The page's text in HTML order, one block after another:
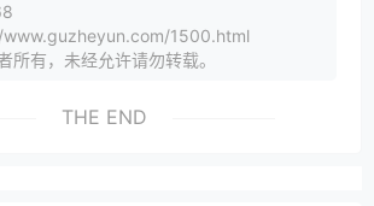
多瓦机房测速地址：
1500.html
所有，未经允许请勿转载。
THE END